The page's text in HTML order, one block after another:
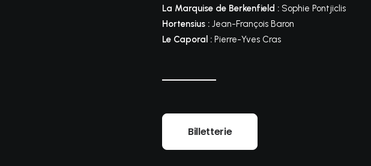
La Marquise de Berkenfield : Sophie Pontjiclis
Hortensius : Jean-François Baron
Le Caporal : Pierre-Yves Cras
Billetterie